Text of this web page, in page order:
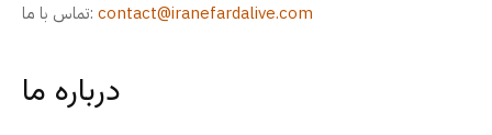
تماس با ما: contact@iranefardalive.com
درباره ما